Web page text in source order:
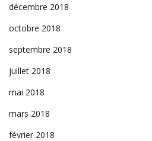
décembre 2018
octobre 2018
septembre 2018
juillet 2018
mai 2018
mars 2018
février 2018